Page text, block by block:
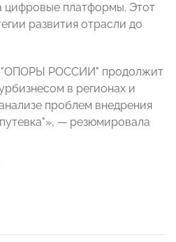
цифровые платформы. Этот
развития отрасли до
"ОПОРЫ РОССИИ" продолжит
в регионах и
проблем внедрения
— резюмировала